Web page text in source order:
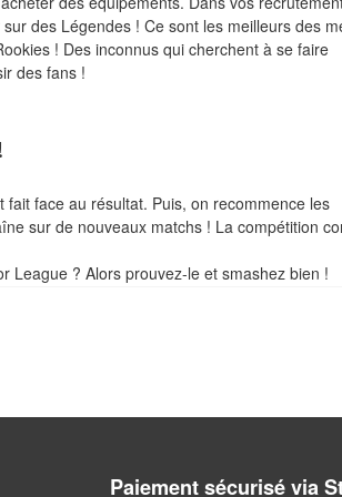
des Légendes ! Ce sont les meilleurs des
! Des inconnus qui cherchent à se faire
des fans !
face au résultat. Puis, on recommence les
sur de nouveaux matchs ! La compétition
League ? Alors prouvez-le et smashez bien !
Paiement sécurisé via